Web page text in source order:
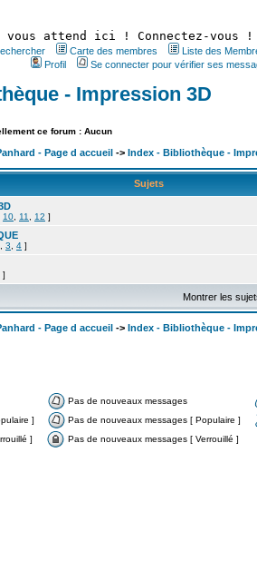
vous attend ici ! Connectez-vous !
Carte des membres
Liste des
Profil
Se connecter pour vérifier ses
- Impression 3D
ce forum : Aucun
- Page d accueil -> Index - Bibliothèque -
Sujets
10 11 12 ]
3 4 ]
]
Montrer les
- Page d accueil -> Index - Bibliothèque -
Pas de nouveaux messages
]
Pas de nouveaux messages [ Populaire ]
]
Pas de nouveaux messages [ Verrouillé ]